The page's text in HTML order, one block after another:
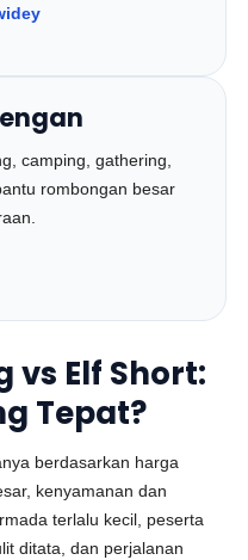
camping, gathering,
rombongan besar
vs Elf Short:
Tepat?
berdasarkan harga
kenyamanan dan
terlalu kecil, peserta
ditata, dan perjalanan